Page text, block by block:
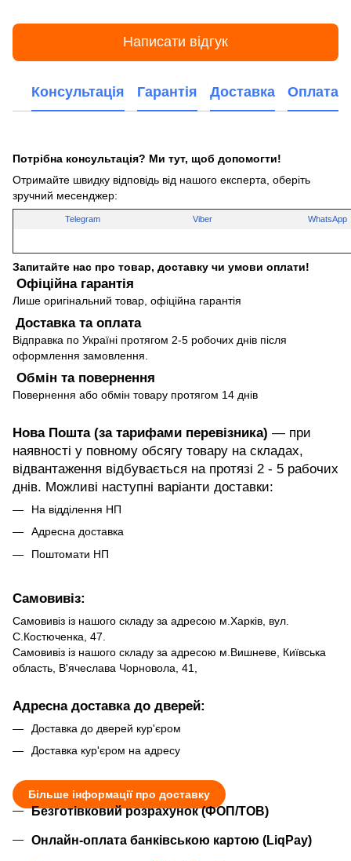
Написати відгук
Консультація Гарантія Доставка Оплата
Потрібна консультація? Ми тут, щоб допомогти!
Отримайте швидку відповідь від нашого експерта, оберіть
зручний месенджер:
Telegram Viber WhatsApp
Запитайте нас про товар, доставку чи умови оплати!
Офіційна гарантія
Лише оригінальний товар, офіційна гарантія
Доставка та оплата
Відправка по Україні протягом 2-5 робочих днів після
оформлення замовлення.
Обмін та повернення
Повернення або обмін товару протягом 14 днів
Нова Пошта (за тарифами перевізника) — при
наявності у повному обсягу товару на складах,
відвантаження відбувається на протязі 2 - 5 рабочих
днів. Можливі наступні варіанти доставки:
На відділення НП
Адресна доставка
Поштомати НП
Самовивіз:
Самовивіз із нашого складу за адресою м.Харків, вул.
С.Костюченка, 47.
Самовивіз із нашого складу за адресою м.Вишневе, Київська
область, В'ячеслава Чорновола, 41,
Адресна доставка до дверей:
Доставка до дверей кур'єром
Доставка кур'єром на адресу
Більше інформації про доставку
Безготівковий розрахунок (ФОП/ТОВ)
Онлайн-оплата банківською картою (LiqPay)